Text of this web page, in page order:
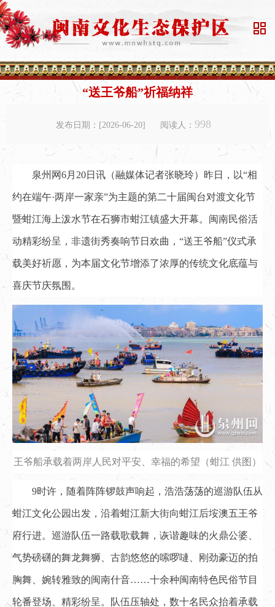

“送王爷船”祈福纳祥
发布日期：[2026-06-20] 阅读人： 998
泉州网6月20日讯（融媒体记者张晓玲）昨日，以“相
约在端午·两岸一家亲”为主题的第二十届闽台对渡文化节
暨蚶江海上泼水节在石狮市蚶江镇盛大开幕。闽南民俗活
动精彩纷呈，非遗街秀奏响节日欢曲，“送王爷船”仪式承
载美好祈愿，为本届文化节增添了浓厚的传统文化底蕴与
喜庆节庆氛围。
王爷船承载着两岸人民对平安、幸福的希望（蚶江 供图）
9时许，随着阵阵锣鼓声响起，浩浩荡荡的巡游队伍从
蚶江文化公园出发，沿着蚶江新大街向蚶江后垵澳五王爷
府行进。巡游队伍一路载歌载舞，诙谐趣味的火鼎公婆、
气势磅礴的舞龙舞狮、古韵悠悠的嗦啰嗹、刚劲豪迈的拍
胸舞、婉转雅致的闽南什音……十余种闽南特色民俗节目
轮番登场、精彩纷呈。队伍压轴处，数十名民众抬着承载